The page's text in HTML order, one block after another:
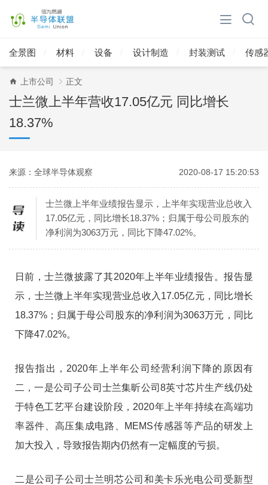
全景图 材料 设备 设计制造 封装测试 传感
上市公司 正文
士兰微上半年营收17.05亿元 同比增长
18.37%
来源：全球半导体观察 2020-08-17 15:20:53
士兰微上半年业绩报告显示，上半年实现营业总收入
17.05亿元，同比增长18.37%；归属于母公司股东的
净利润为3063万元，同比下降47.02%。
日前，士兰微披露了其2020年上半年业绩报告。报告显
示，士兰微上半年实现营业总收入17.05亿元，同比增长
18.37%；归属于母公司股东的净利润为3063万元，同比
下降47.02%。
报告指出，2020年上半年公司经营利润下降的原因有
二，一是公司子公司士兰集昕公司8英寸芯片生产线仍处
于特色工艺平台建设阶段，2020年上半年持续在高端功
率器件、高压集成电路、MEMS传感器等产品的研发上
加大投入，导致报告期内仍然有一定幅度的亏损。
二是公司子公司士兰明芯公司和美卡乐光电公司受新型